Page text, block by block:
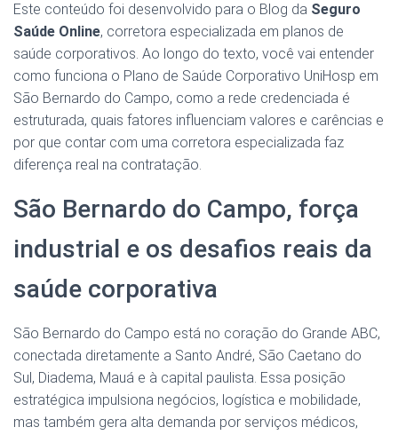
Este conteúdo foi desenvolvido para o Blog da Seguro
Saúde Online, corretora especializada em planos de
saúde corporativos. Ao longo do texto, você vai entender
como funciona o Plano de Saúde Corporativo UniHosp em
São Bernardo do Campo, como a rede credenciada é
estruturada, quais fatores influenciam valores e carências e
por que contar com uma corretora especializada faz
diferença real na contratação.
São Bernardo do Campo, força
industrial e os desafios reais da
saúde corporativa
São Bernardo do Campo está no coração do Grande ABC,
conectada diretamente a Santo André, São Caetano do
Sul, Diadema, Mauá e à capital paulista. Essa posição
estratégica impulsiona negócios, logística e mobilidade,
mas também gera alta demanda por serviços médicos,